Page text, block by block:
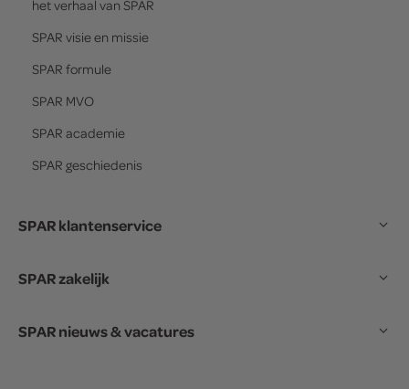
het verhaal van SPAR
SPAR visie en missie
SPAR formule
SPAR MVO
SPAR academie
SPAR geschiedenis
SPAR klantenservice
SPAR zakelijk
SPAR nieuws & vacatures